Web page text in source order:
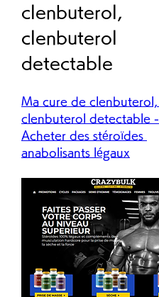
clenbuterol,
clenbuterol
detectable
Ma cure de clenbuterol,
clenbuterol detectable -
Acheter des stéroïdes
anabolisants légaux